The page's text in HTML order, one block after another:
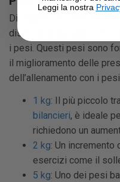
Di seguito troverai una
dischi in ghisa utilizzati
i pesi. Questi pesi sono
il miglioramento delle
dell’allenamento con i
1 kg: Il più piccolo tra
bilancieri, è ideale
richiedono un
2 kg: Un
esercizi come il
5 kg: Uno dei pesi
Leggi la nostra